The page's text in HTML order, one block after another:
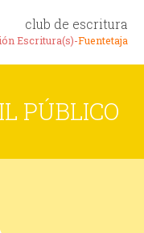
club de escritura
Escritura(s)-Fuentetaja
PÚBLICO